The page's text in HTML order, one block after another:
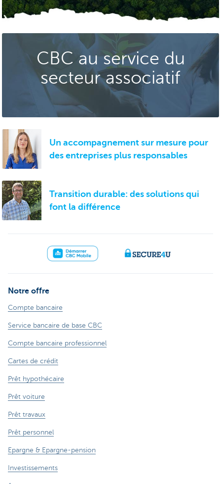
CBC au service du
secteur associatif
Un accompagnement sur mesure pour
des entreprises plus responsables
Transition durable: des solutions qui
font la différence
Notre offre
Compte bancaire
Service bancaire de base CBC
Compte bancaire professionnel
Cartes de crédit
Prêt hypothécaire
Prêt voiture
Prêt travaux
Prêt personnel
Epargne & Epargne-pension
Investissements